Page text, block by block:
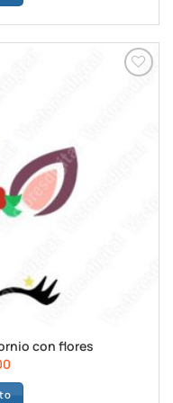
$ 1.00.
con flores
El
precio
actual